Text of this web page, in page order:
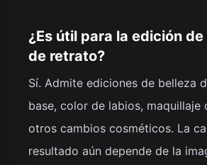
¿Es útil para la edición
de retrato?
Sí. Admite ediciones de belleza
base, color de labios, maquillaje
otros cambios cosméticos. La
resultado aún depende de la